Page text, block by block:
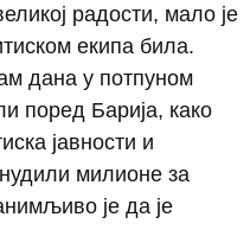
радости, мало је
екипа била.
дана у потпуном
поред Барија, како
јавности и
милионе за
је да је